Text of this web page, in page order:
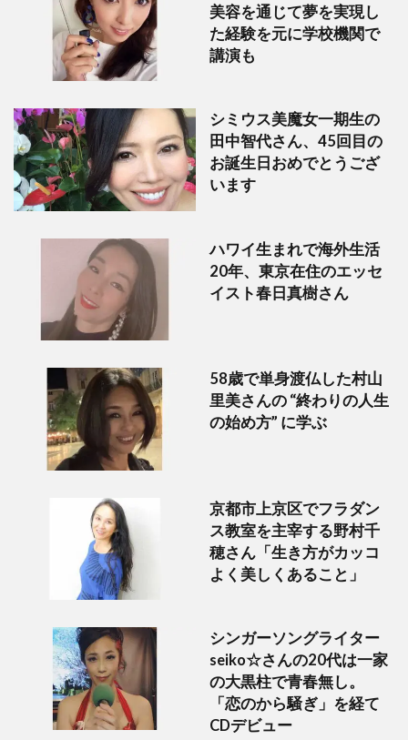
美容を通じて夢を実現し
た経験を元に学校機関で
講演も
シミウス美魔女一期生の
田中智代さん、45回目の
お誕生日おめでとうござ
います
ハワイ生まれで海外生活
20年、東京在住のエッセ
イスト春日真樹さん
58歳で単身渡仏した村山
里美さんの “終わりの人生
の始め方” に学ぶ
京都市上京区でフラダン
ス教室を主宰する野村千
穂さん「生き方がカッコ
よく美しくあること」
シンガーソングライター
seiko☆さんの20代は一家
の大黒柱で青春無し。
「恋のから騒ぎ」を経て
CDデビュー